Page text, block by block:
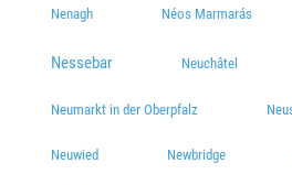
Nenagh Néos Marmarás
Nessebar Neuchâtel
Neumarkt in der Oberpfalz
Neuwied Newbridge